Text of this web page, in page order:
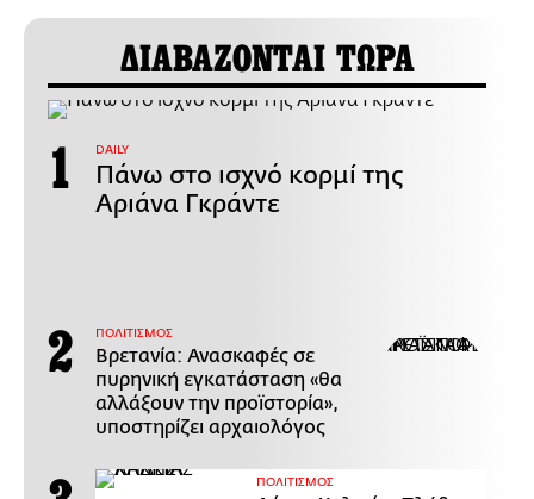
ΔΙΑΒΑΖΟΝΤΑΙ ΤΩΡΑ
DAILY
Πάνω στο ισχνό κορμί της
Αριάνα Γκράντε
ΠΟΛΙΤΙΣΜΟΣ
Βρετανία: Ανασκαφές σε
πυρηνική εγκατάσταση «θα
αλλάξουν την προϊστορία»,
υποστηρίζει αρχαιολόγος
ΠΟΛΙΤΙΣΜΟΣ